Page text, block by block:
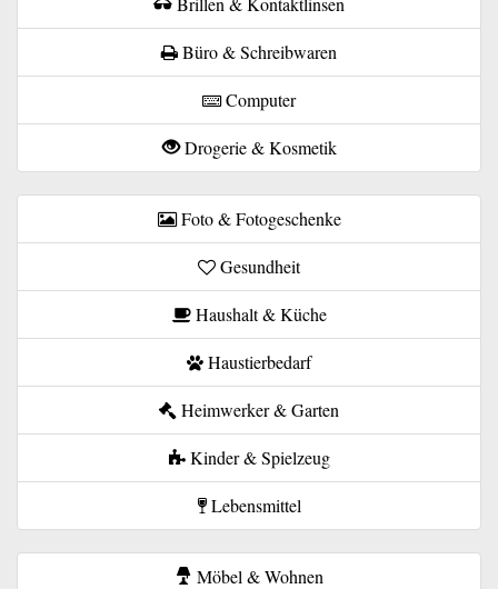
Büro & Schreibwaren
Computer
Drogerie & Kosmetik
Foto & Fotogeschenke
Gesundheit
Haushalt & Küche
Haustierbedarf
Heimwerker & Garten
Kinder & Spielzeug
Lebensmittel
Möbel & Wohnen